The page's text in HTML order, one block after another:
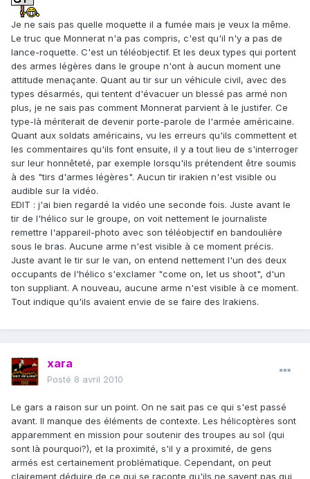
Je ne sais pas quelle moquette il a fumée mais je veux la même.
Le truc que Monnerat n'a pas compris, c'est qu'il n'y a pas de
lance-roquette. C'est un téléobjectif. Et les deux types qui portent
des armes légères dans le groupe n'ont à aucun moment une
attitude menaçante. Quant au tir sur un véhicule civil, avec des
types désarmés, qui tentent d'évacuer un blessé pas armé non
plus, je ne sais pas comment Monnerat parvient à le justifer. Ce
type-là mériterait de devenir porte-parole de l'armée américaine.
Quant aux soldats américains, vu les erreurs qu'ils commettent et
les commentaires qu'ils font ensuite, il y a tout lieu de s'interroger
sur leur honnêteté, par exemple lorsqu'ils prétendent être soumis
à des "tirs d'armes légères". Aucun tir irakien n'est visible ou
audible sur la vidéo.
EDIT : j'ai bien regardé la vidéo une seconde fois. Juste avant le
tir de l'hélico sur le groupe, on voit nettement le journaliste
remettre l'appareil-photo avec son téléobjectif en bandoulière
sous le bras. Aucune arme n'est visible à ce moment précis.
Juste avant le tir sur le van, on entend nettement l'un des deux
occupants de l'hélico s'exclamer "come on, let us shoot", d'un
ton suppliant. A nouveau, aucune arme n'est visible à ce moment.
Tout indique qu'ils avaient envie de se faire des Irakiens.
xara
Posté 8 avril 2010
Le gars a raison sur un point. On ne sait pas ce qui s'est passé
avant. Il manque des éléments de contexte. Les hélicoptères sont
apparemment en mission pour soutenir des troupes au sol (qui
sont là pourquoi?), et la proximité, s'il y a proximité, de gens
armés est certainement problématique. Cependant, on peut
clairement déduire de ce qui se raconte qu'ils ne savent pas qui